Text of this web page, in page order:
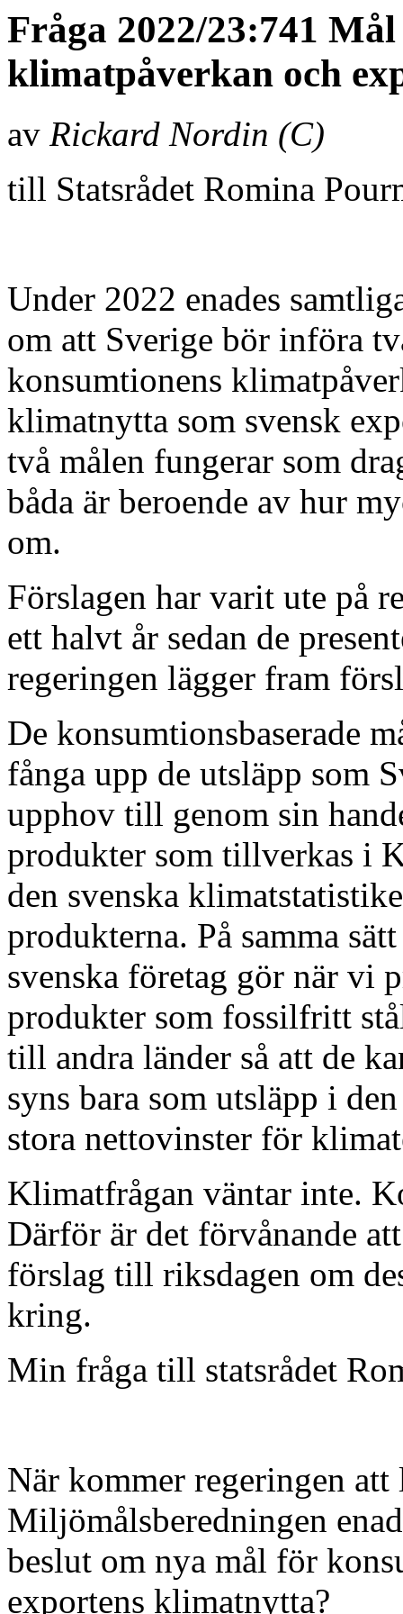
Fråga 2022/23:741
klimatpåverkan och
av Rickard Nordin (C)
till Statsrådet Romina
Under 2022 enades
om att Sverige bör införa
konsumtionens
klimatnytta som svensk
två målen fungerar som
båda är beroende av hur
om.
Förslagen har varit ute på
ett halvt år sedan de
regeringen lägger fram
De konsumtionsbaserade
fånga upp de utsläpp som
upphov till genom sin
produkter som tillverkas i
den svenska
produkterna. På samma
svenska företag gör när vi
produkter som fossilfritt
till andra länder så att de
syns bara som utsläpp i
stora nettovinster för
Klimatfrågan väntar inte.
Därför är det förvånande
förslag till riksdagen om
kring.
Min fråga till statsrådet
När kommer regeringen
Miljömålsberedningen
beslut om nya mål för
exportens klimatnytta?